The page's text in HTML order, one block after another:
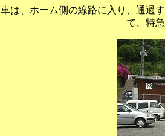
は、ホーム側の線路に入り、通
て、特